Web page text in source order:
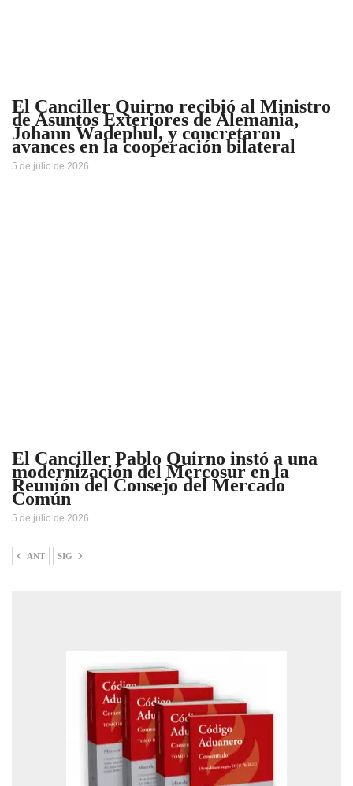
El Canciller Quirno recibió al Ministro
de Asuntos Exteriores de Alemania,
Johann Wadephul, y concretaron
avances en la cooperación bilateral
5 de julio de 2026
El Canciller Pablo Quirno instó a una
modernización del Mercosur en la
Reunión del Consejo del Mercado
Común
5 de julio de 2026
ANT SIG